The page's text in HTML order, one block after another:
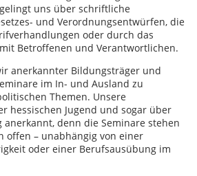
uns über schriftliche
und Verordnungsentwürfen, die
oder durch das
Betroffenen und Verantwortlichen.
anerkannter Bildungsträger und
im In- und Ausland zu
Themen. Unsere
hessischen Jugend und sogar über
anerkannt, denn die Seminare stehen
offen – unabhängig von einer
oder einer Berufsausübung im